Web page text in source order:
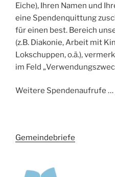
Eiche), Ihren Namen und
eine Spendenquittung
für einen best. Bereich
(z.B. Diakonie, Arbeit mit
Lokschuppen, o.ä.),
im Feld
Weitere Spendenaufrufe …
Gemeindebriefe